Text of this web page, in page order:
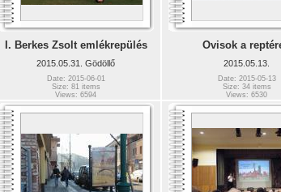
I. Berkes Zsolt emlékrepülés
2015.05.31. Gödöllő
Date: 2015-06-01
Size: 81 items
Views: 6594
Ovisok a
2015.05.13.
Date: 2015-05-13
Size: 34 items
Views: 6530